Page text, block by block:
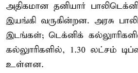
அதிகமான தனியார்
இயங்கி வருகின்றன. அரசு பாலி
இடங்கள்; டெக்னிக்
கல்லுாரிகளில், 1.30 லட்சம்
உள்ளன.